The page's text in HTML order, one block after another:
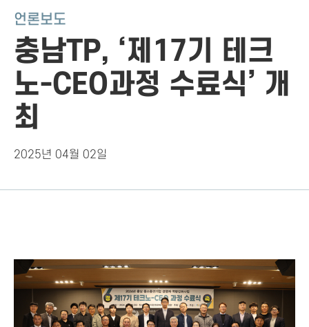
언론보도
충남TP, ‘제17기 테크
노-CEO과정 수료식’ 개
최
2025년 04월 02일